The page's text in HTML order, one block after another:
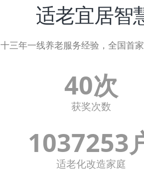
适老宜居智
十三年一线养老服务经验，全国首
40次
获奖次数
1037253
适老化改造家庭